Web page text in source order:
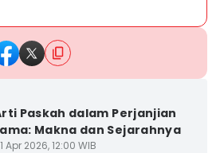
Paskah dalam Perjanjian
Makna dan Sejarahnya
Apr 2026, 12:00 WIB